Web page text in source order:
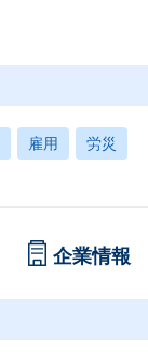
雇用 労災
企業情報